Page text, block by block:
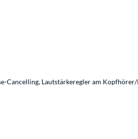
Cancelling, Lautstärkeregler am